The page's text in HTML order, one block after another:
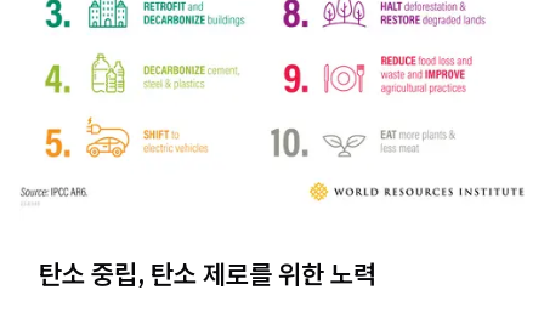
탄소 중립, 탄소 제로를 위한 노력